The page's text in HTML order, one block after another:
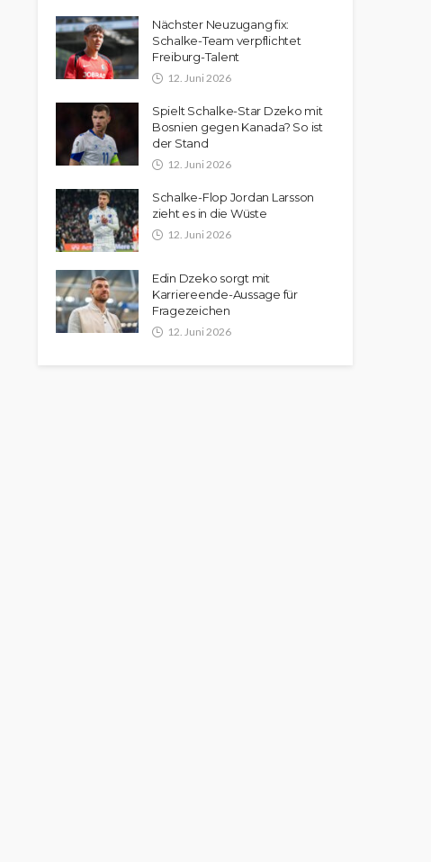
Nächster Neuzugang fix:
Schalke-Team verpflichtet
Freiburg-Talent
12. Juni 2026
Spielt Schalke-Star Dzeko mit
Bosnien gegen Kanada? So ist
der Stand
12. Juni 2026
Schalke-Flop Jordan Larsson
zieht es in die Wüste
12. Juni 2026
Edin Dzeko sorgt mit
Karriereende-Aussage für
Fragezeichen
12. Juni 2026